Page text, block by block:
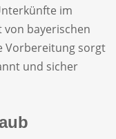
im
von bayerischen
Vorbereitung sorgt
und sicher